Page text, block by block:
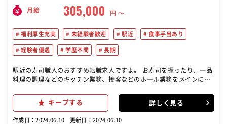
月給 305,000 円 〜
福利厚生充実 未経験者歓迎 駅近 食事手当あり
経験者優遇 学歴不問 長期
駅近の寿司職人のおすすめ転職求人ですよ。 お寿司を握ったり、一品
料理の調理などのキッチン業務、接客などのホール業務をメインに、
人を目指せます！
キープする 詳しく見る
作成日：2024.06.10 更新日：2024.06.10